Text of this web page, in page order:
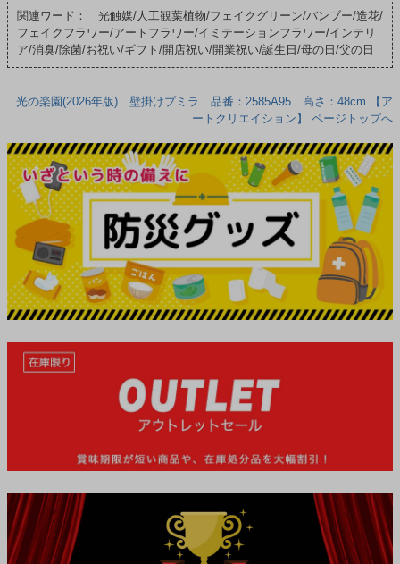
関連ワード： 光触媒/人工観葉植物/フェイクグリーン/バンブー/造花/
フェイクフラワー/アートフラワー/イミテーションフラワー/インテリ
ア/消臭/除菌/お祝い/ギフト/開店祝い/開業祝い/誕生日/母の日/父の日
光の楽園(2026年版) 壁掛けプミラ 品番：2585A95 高さ：48cm 【ア
ートクリエイション】 ページトップへ